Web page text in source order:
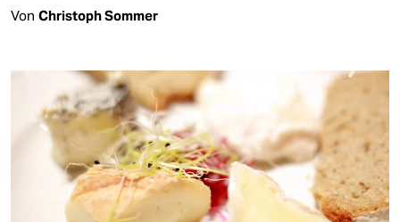
Von Christoph Sommer